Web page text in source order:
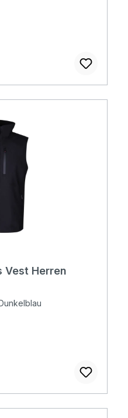
Vest Herren